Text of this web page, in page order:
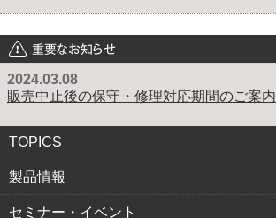
重要なお知らせ
2024.03.08
販売中止後の保守・修理対応期間のご案内
TOPICS
製品情報
セミナー・イベント